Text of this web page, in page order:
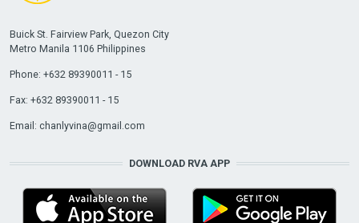
Buick St. Fairview Park, Quezon City
Metro Manila 1106 Philippines
Phone: +632 89390011 - 15
Fax: +632 89390011 - 15
Email: chanlyvina@gmail.com
DOWNLOAD RVA APP